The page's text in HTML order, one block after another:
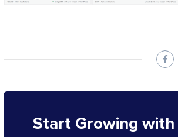
Start Growing with